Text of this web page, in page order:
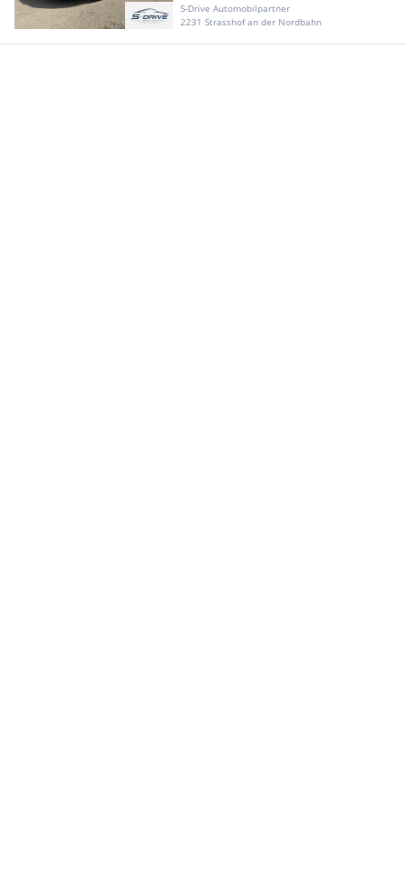
S-Drive Automobilpartner
2231 Strasshof an der Nordbahn